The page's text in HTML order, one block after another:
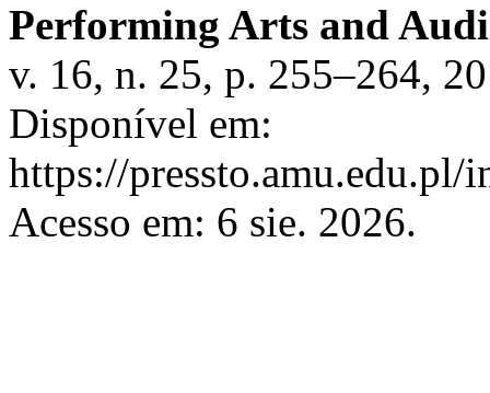
Performing Arts and
v. 16, n. 25, p. 255–264,
Disponível em:
https://
Acesso em: 6 sie. 2026.